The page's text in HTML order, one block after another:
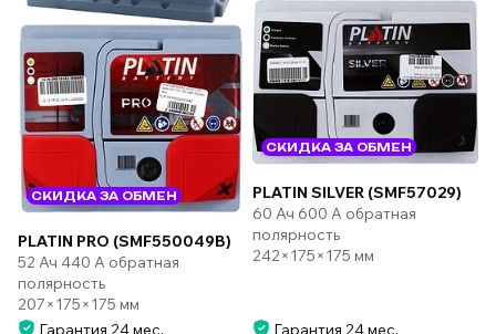
СКИДКА ЗА ОБМЕН
PLATIN PRO (SMF550049B)
52 Ач 440 А обратная
полярность
207×175×175 мм
Гарантия 24 мес.
СКИДКА ЗА ОБМЕН
PLATIN SILVER (SMF57029)
60 Ач 600 А обратная
полярность
242×175×175 мм
Гарантия 24 мес.